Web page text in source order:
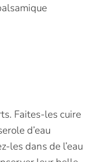
Faites-les cuire
d’eau
les dans de l’eau